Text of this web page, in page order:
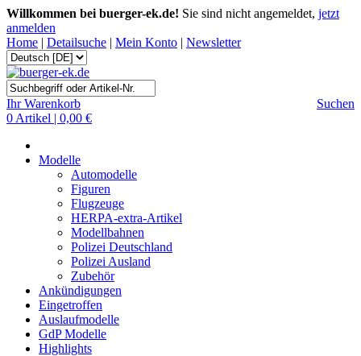
Willkommen bei buerger-ek.de! Sie sind nicht angemeldet, jetzt
anmelden
Home | Detailsuche | Mein Konto | Newsletter
Suchen
Ihr Warenkorb
0 Artikel | 0,00 €
Modelle
Automodelle
Figuren
Flugzeuge
HERPA-extra-Artikel
Modellbahnen
Polizei Deutschland
Polizei Ausland
Zubehör
Ankündigungen
Eingetroffen
Auslaufmodelle
GdP Modelle
Highlights